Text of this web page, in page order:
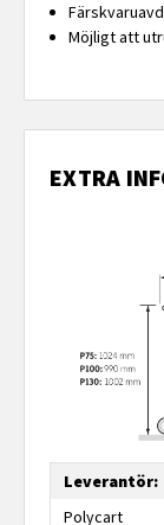
Möjligt att
EXTRA
Leverantör:
Polycart